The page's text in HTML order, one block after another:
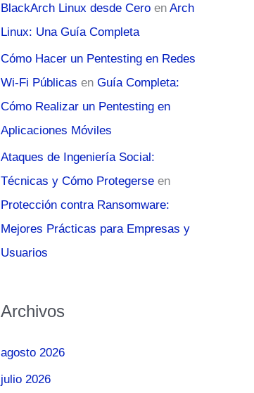
BlackArch Linux desde Cero en Arch
Linux: Una Guía Completa
Cómo Hacer un Pentesting en Redes
Wi-Fi Públicas en Guía Completa:
Cómo Realizar un Pentesting en
Aplicaciones Móviles
Ataques de Ingeniería Social:
Técnicas y Cómo Protegerse en
Protección contra Ransomware:
Mejores Prácticas para Empresas y
Usuarios
Archivos
agosto 2026
julio 2026